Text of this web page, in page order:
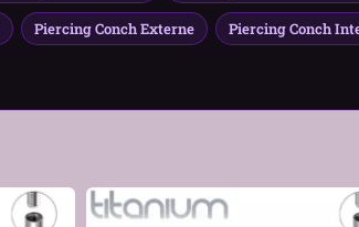
Piercing Conch Externe Piercing Conch